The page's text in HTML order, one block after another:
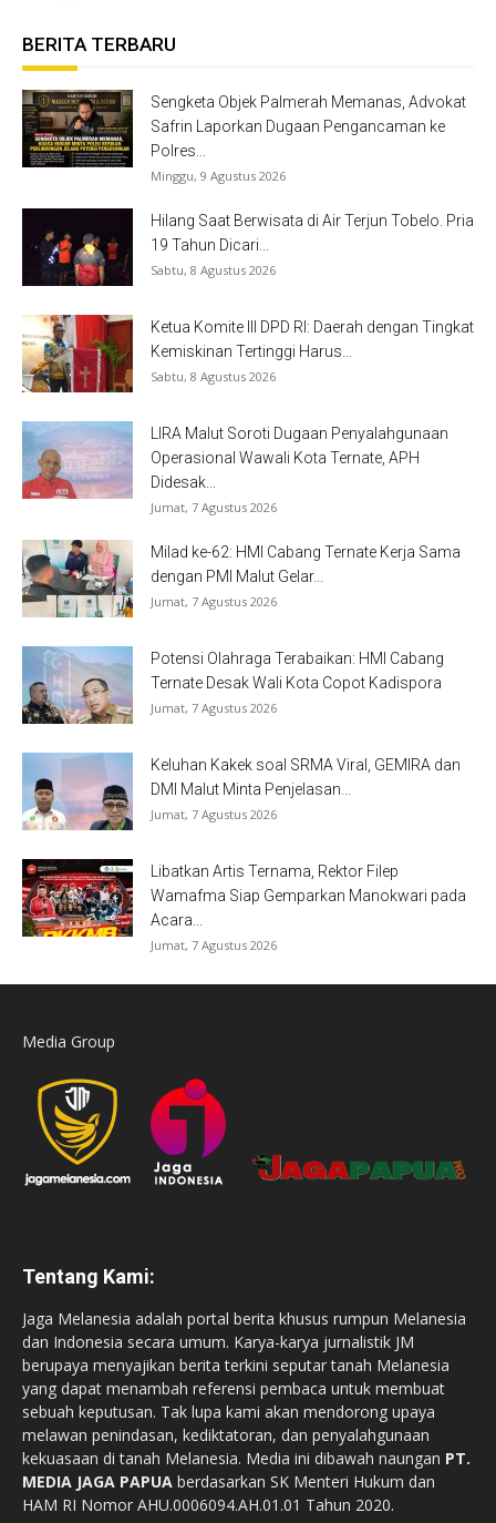
BERITA TERBARU
Sengketa Objek Palmerah Memanas, Advokat
Safrin Laporkan Dugaan Pengancaman ke
Polres...
Minggu, 9 Agustus 2026
Hilang Saat Berwisata di Air Terjun Tobelo. Pria
19 Tahun Dicari...
Sabtu, 8 Agustus 2026
Ketua Komite III DPD RI: Daerah dengan Tingkat
Kemiskinan Tertinggi Harus...
Sabtu, 8 Agustus 2026
LIRA Malut Soroti Dugaan Penyalahgunaan
Operasional Wawali Kota Ternate, APH
Didesak...
Jumat, 7 Agustus 2026
Milad ke-62: HMI Cabang Ternate Kerja Sama
dengan PMI Malut Gelar...
Jumat, 7 Agustus 2026
Potensi Olahraga Terabaikan: HMI Cabang
Ternate Desak Wali Kota Copot Kadispora
Jumat, 7 Agustus 2026
Keluhan Kakek soal SRMA Viral, GEMIRA dan
DMI Malut Minta Penjelasan...
Jumat, 7 Agustus 2026
Libatkan Artis Ternama, Rektor Filep
Wamafma Siap Gemparkan Manokwari pada
Acara...
Jumat, 7 Agustus 2026
Media Group
Tentang Kami:
Jaga Melanesia adalah portal berita khusus rumpun Melanesia
dan Indonesia secara umum. Karya-karya jurnalistik JM
berupaya menyajikan berita terkini seputar tanah Melanesia
yang dapat menambah referensi pembaca untuk membuat
sebuah keputusan. Tak lupa kami akan mendorong upaya
melawan penindasan, kediktatoran, dan penyalahgunaan
kekuasaan di tanah Melanesia. Media ini dibawah naungan PT.
MEDIA JAGA PAPUA berdasarkan SK Menteri Hukum dan
HAM RI Nomor AHU.0006094.AH.01.01 Tahun 2020.